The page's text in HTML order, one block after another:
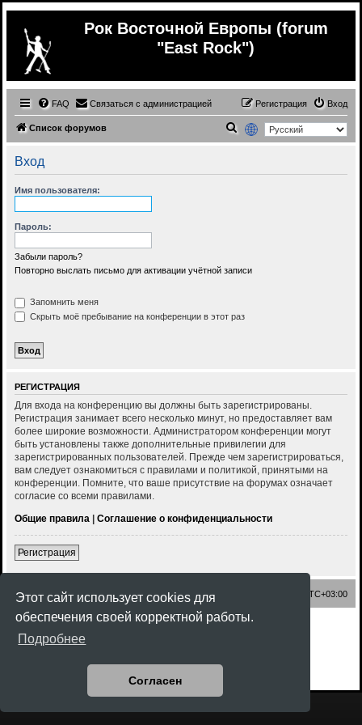
Этот сайт использует cookies для
обеспечения своей корректной работы.
Подробнее
Согласен
Рок Восточной Европы (forum
"East Rock")
FAQ Связаться с администрацией Вход
Регистрация
Список форумов
Вход
Имя пользователя:
Пароль:
Забыли пароль?
Повторно выслать письмо для активации учётной записи
Запомнить меня
Скрыть моё пребывание на конференции в этот раз
РЕГИСТРАЦИЯ
Для входа на конференцию вы должны быть зарегистрированы.
Регистрация занимает всего несколько минут, но предоставляет вам
более широкие возможности. Администратором конференции могут
быть установлены также дополнительные привилегии для
зарегистрированных пользователей. Прежде чем зарегистрироваться,
вам следует ознакомиться с правилами и политикой, принятыми на
конференции. Помните, что ваше присутствие на форумах означает
согласие со всеми правилами.
Общие правила | Соглашение о конфиденциальности
Регистрация
Список форумов UTC+03:00
Создано на основеphpBB® Forum Software © phpBB Limited
Конфиденциальность|Правила